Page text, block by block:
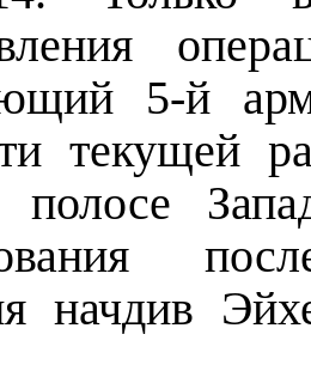
5-й
текущей
полосе
начдив